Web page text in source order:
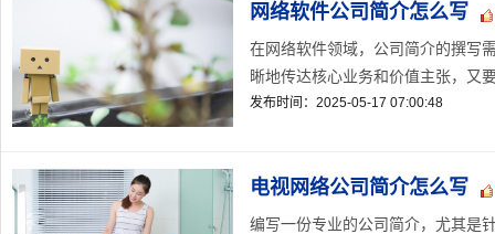
网络软件公司简介怎么写
在网络软件领域，公司简介的撰写
晰地传达核心业务和价值主张，又
发布时间：2025-05-17 07:00:48
电视网络公司简介怎么写
编写一份专业的公司简介，尤其是